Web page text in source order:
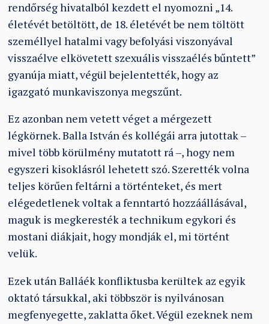
rendőrség hivatalból kezdett el nyomozni „14.
életévét betöltött, de 18. életévét be nem töltött
személlyel hatalmi vagy befolyási viszonyával
visszaélve elkövetett szexuális visszaélés bűntett”
gyanúja miatt, végül bejelentették, hogy az
igazgató munkaviszonya megszűnt.
Ez azonban nem vetett véget a mérgezett
légkörnek. Balla István és kollégái arra jutottak –
mivel több körülmény mutatott rá –, hogy nem
egyszeri kisoklásról lehetett szó. Szerették volna
teljes körűen feltárni a történteket, és mert
elégedetlenek voltak a fenntartó hozzáállásával,
maguk is megkeresték a technikum egykori és
mostani diákjait, hogy mondják el, mi történt
velük.
Ezek után Balláék konfliktusba kerültek az egyik
oktató társukkal, aki többször is nyilvánosan
megfenyegette, zaklatta őket. Végül ezeknek nem